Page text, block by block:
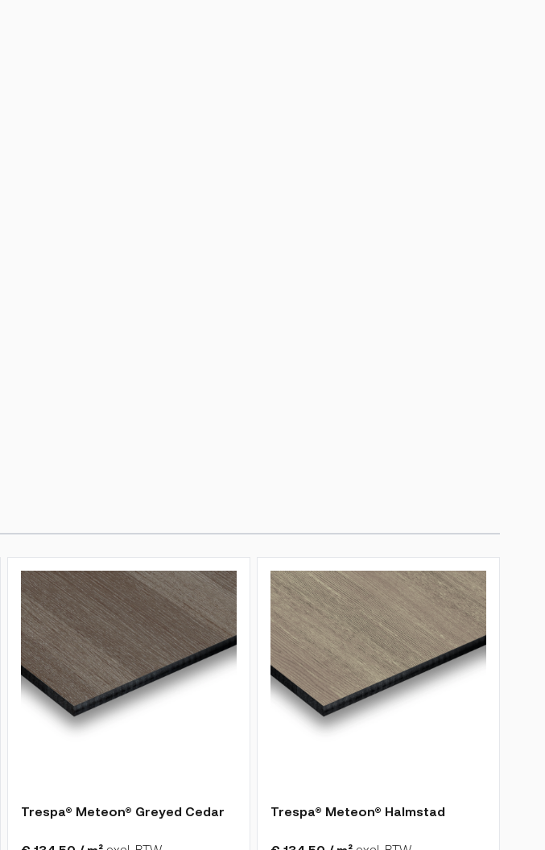
op de productpagina
Trespa® Meteon® Greyed Cedar
De prijs is afhankelijk van de gekozen opties op de productpagina
Trespa® Meteon® Halmstad
De prijs is afhankelijk van de gekozen opties op